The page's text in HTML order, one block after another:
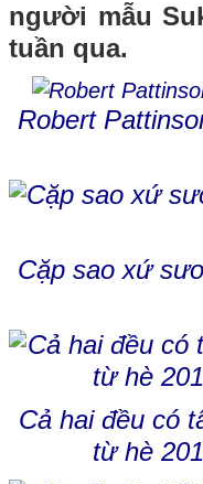
người mẫu
tuần qua.
Robert
Cặp sao xứ
Cả hai đều có
từ hè